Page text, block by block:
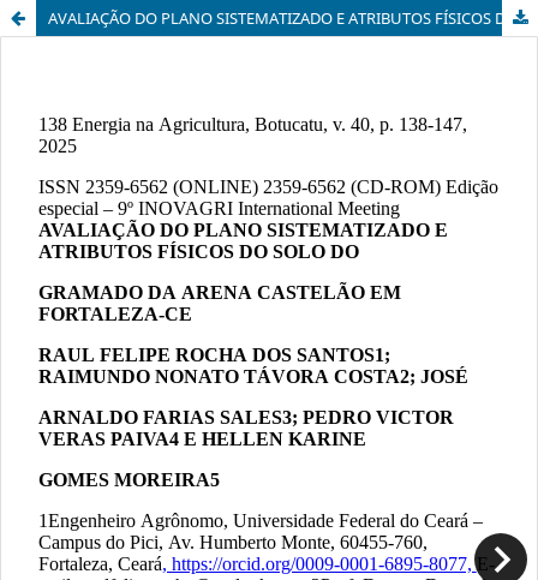
AVALIAÇÃO DO PLANO SISTEMATIZADO E ATRIBUTOS FÍSICOS DO SOLO DO GRAMADO DA ARENA CASTELÃO EM FORTALEZA-CE